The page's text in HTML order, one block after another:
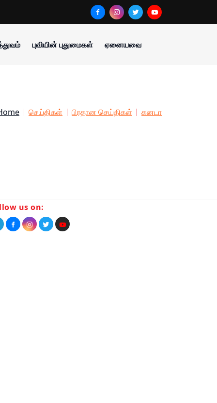
புவியின் புதுமைகள் ஏனையவை
செய்திகள் பிரதான செய்திகள் கனடா
us on: